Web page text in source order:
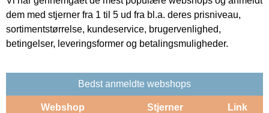
dem med stjerner fra 1 til 5 ud fra bl.a. deres prisniveau,
sortimentstørrelse, kundeservice, brugervenlighed,
betingelser, leveringsformer og betalingsmuligheder.
Bedst anmeldte webshops
Webshop Stjerner Link